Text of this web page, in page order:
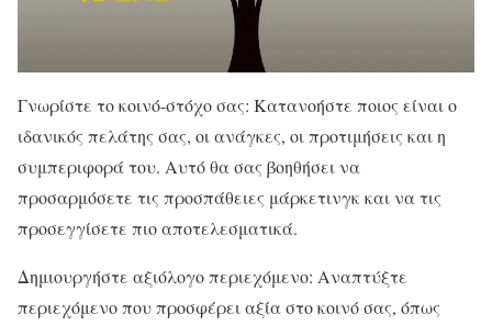
Γνωρίστε το κοινό-στόχο σας: Κατανοήστε ποιος είναι ο
ιδανικός πελάτης σας, οι ανάγκες, οι προτιμήσεις και η
συμπεριφορά του. Αυτό θα σας βοηθήσει να
προσαρμόσετε τις προσπάθειες μάρκετινγκ και να τις
προσεγγίσετε πιο αποτελεσματικά.
Δημιουργήστε αξιόλογο περιεχόμενο: Αναπτύξτε
περιεχόμενο που προσφέρει αξία στο κοινό σας, όπως